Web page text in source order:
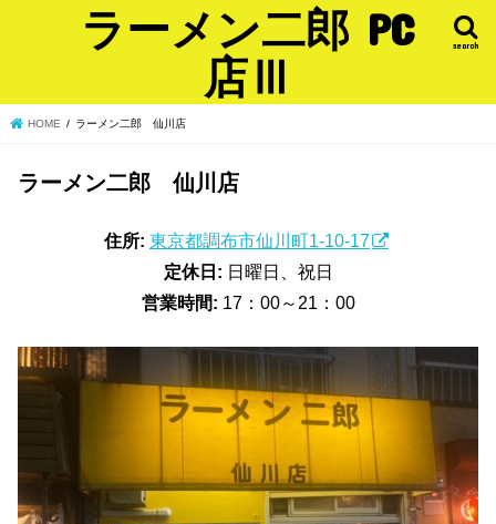
ラーメン二郎 PC
店Ⅲ
search
HOME ラーメン二郎 仙川店
ラーメン二郎 仙川店
住所: 東京都調布市仙川町1-10-17
定休日: 日曜日、祝日
営業時間: 17：00～21：00